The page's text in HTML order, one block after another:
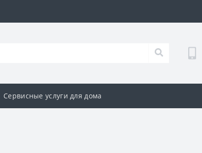
Сервисные услуги для дома